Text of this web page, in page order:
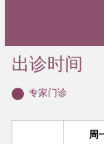
出诊时间
专家门诊
周